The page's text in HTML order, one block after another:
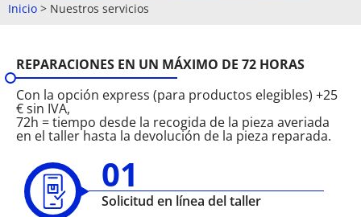
Inicio > Nuestros servicios
REPARACIONES EN UN MÁXIMO DE 72 HORAS
Con la opción express (para productos elegibles) +25
€ sin IVA,
72h = tiempo desde la recogida de la pieza averiada
en el taller hasta la devolución de la pieza reparada.
01
Solicitud en línea del taller